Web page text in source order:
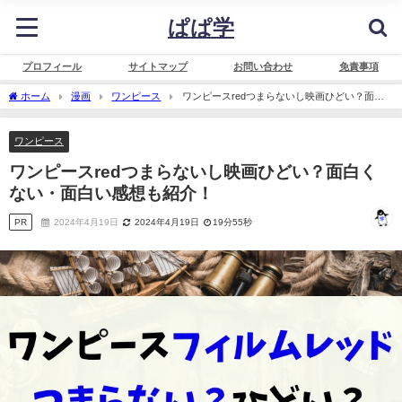
ぱぱ学
プロフィール サイトマップ お問い合わせ 免責事項
ホーム 漫画 ワンピース
ワンピースredつまらないし映画ひどい？面白
くない・面白い感想も紹介！
ワンピース
ワンピースredつまらないし映画ひどい？面白く
ない・面白い感想も紹介！
PR 2024年4月19日 2024年4月19日 19分55秒